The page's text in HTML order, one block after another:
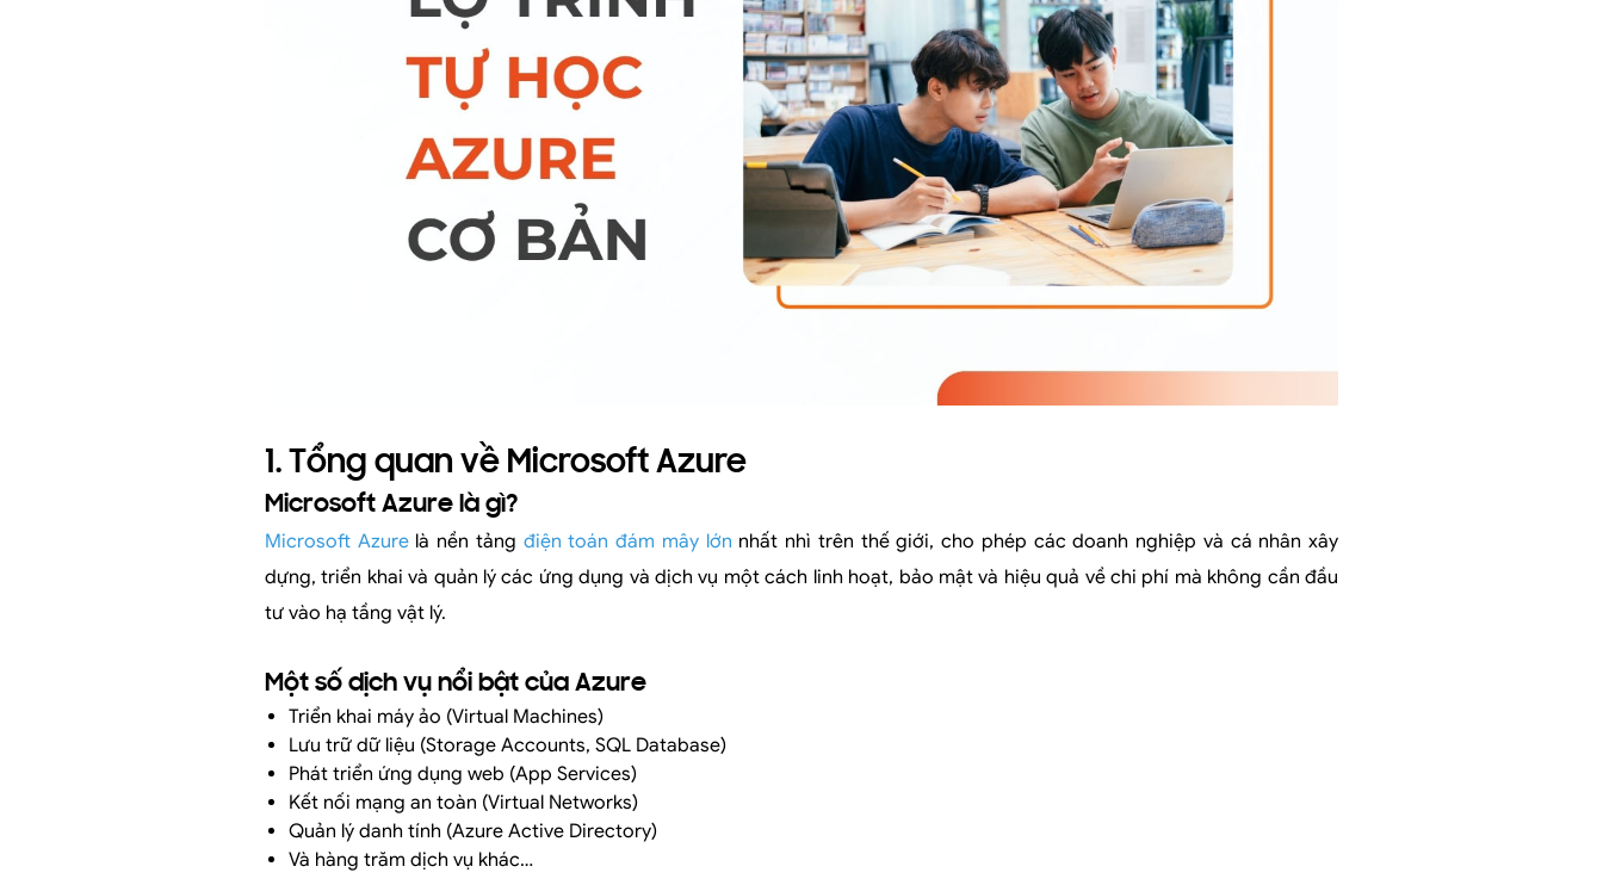
1. Tổng quan về Microsoft Azure
Microsoft Azure là gì?
Microsoft Azurelà nền tảng điện toán đám mây lớn nhất nhì trên thế giới, cho phép các doanh nghiệp và cá nhân xây
dựng, triển khai và quản lý các ứng dụng và dịch vụ một cách linh hoạt, bảo mật và hiệu quả về chi phí mà không cần đầu
tư vào hạ tầng vật lý.
Một số dịch vụ nổi bật của Azure
Triển khai máy ảo (Virtual Machines)
Lưu trữ dữ liệu (Storage Accounts, SQL Database)
Phát triển ứng dụng web (App Services)
Kết nối mạng an toàn (Virtual Networks)
Quản lý danh tính (Azure Active Directory)
Và hàng trăm dịch vụ khác…